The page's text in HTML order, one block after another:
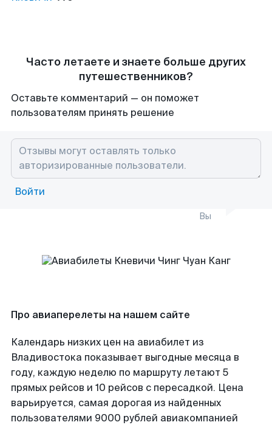
Часто летаете и знаете больше других
путешественников?
Оставьте комментарий — он поможет
пользователям принять решение
Войти
Вы
Про авиаперелеты на нашем сайте
Календарь низких цен на авиабилет из
Владивостока показывает выгодные месяца в
году, каждую неделю по маршруту летают 5
прямых рейсов и 10 рейсов с пересадкой. Цена
варьируется, самая дорогая из найденных
пользователями 9000 рублей авиакомпанией